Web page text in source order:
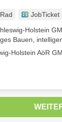
JobTicket
Holstein
Bauen,
Holstein AöR